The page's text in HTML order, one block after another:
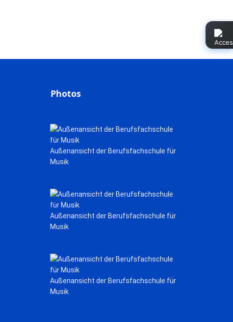
Photos
Außenansicht der Berufsfachschule für
Musik
Außenansicht der Berufsfachschule für
Musik
Außenansicht der Berufsfachschule für
Musik